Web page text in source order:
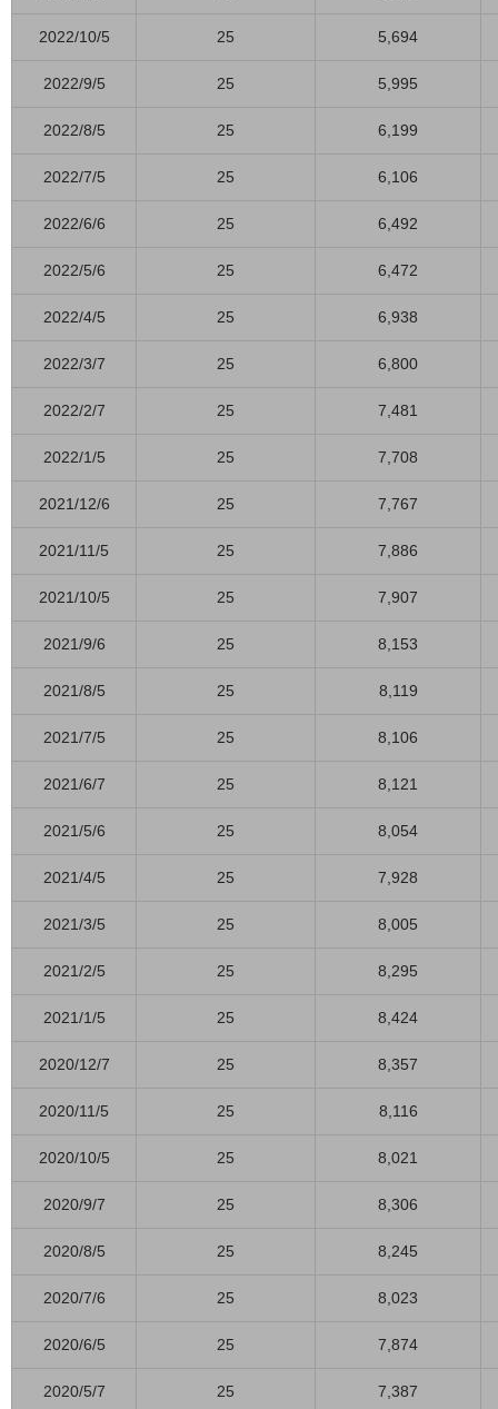
2022/10/5 25 5,694
2022/9/5 25 5,995
2022/8/5 25 6,199
2022/7/5 25 6,106
2022/6/6 25 6,492
2022/5/6 25 6,472
2022/4/5 25 6,938
2022/3/7 25 6,800
2022/2/7 25 7,481
2022/1/5 25 7,708
2021/12/6 25 7,767
2021/11/5 25 7,886
2021/10/5 25 7,907
2021/9/6 25 8,153
2021/8/5 25 8,119
2021/7/5 25 8,106
2021/6/7 25 8,121
2021/5/6 25 8,054
2021/4/5 25 7,928
2021/3/5 25 8,005
2021/2/5 25 8,295
2021/1/5 25 8,424
2020/12/7 25 8,357
2020/11/5 25 8,116
2020/10/5 25 8,021
2020/9/7 25 8,306
2020/8/5 25 8,245
2020/7/6 25 8,023
2020/6/5 25 7,874
2020/5/7 25 7,387